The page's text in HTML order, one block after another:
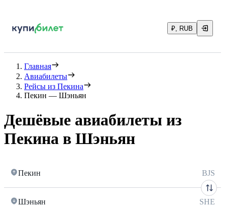
₽, RUB
Главная
Авиабилеты
Рейсы из Пекина
Пекин — Шэньян
Дешёвые авиабилеты из
Пекина в Шэньян
Пекин BJS
Шэньян SHE